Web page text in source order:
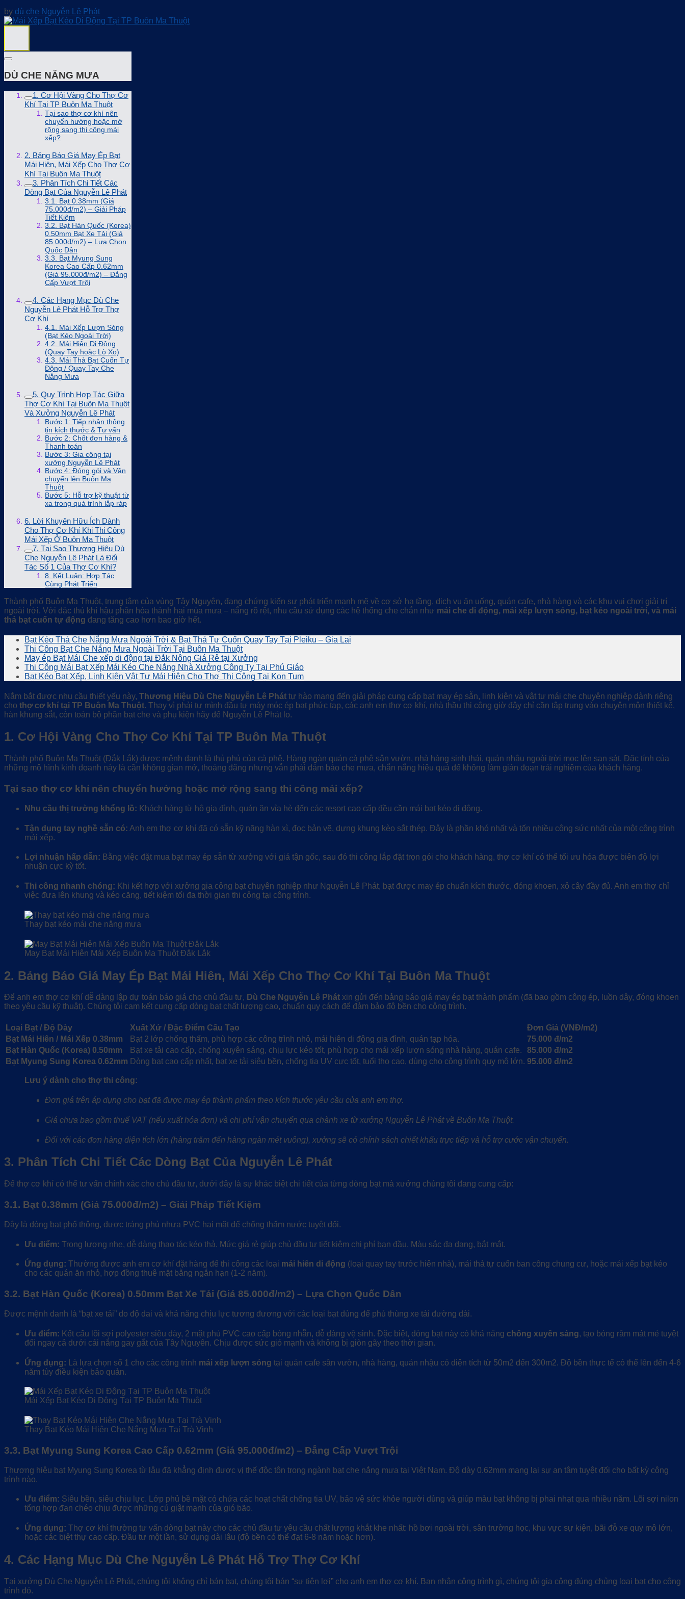
by dù che Nguyễn Lê Phát
DÙ CHE NẮNG MƯA
1. Cơ Hội Vàng Cho Thợ Cơ
Khí Tại TP Buôn Ma Thuột
Tại sao thợ cơ khí nên
chuyển hướng hoặc mở
rộng sang thi công mái
xếp?
2. Bảng Báo Giá May Ép Bạt
Mái Hiên, Mái Xếp Cho Thợ Cơ
Khí Tại Buôn Ma Thuột
3. Phân Tích Chi Tiết Các
Dòng Bạt Của Nguyễn Lê Phát
3.1. Bạt 0.38mm (Giá
75.000đ/m2) – Giải Pháp
Tiết Kiệm
3.2. Bạt Hàn Quốc (Korea)
0.50mm Bạt Xe Tải (Giá
85.000đ/m2) – Lựa Chọn
Quốc Dân
3.3. Bạt Myung Sung
Korea Cao Cấp 0.62mm
(Giá 95.000đ/m2) – Đẳng
Cấp Vượt Trội
4. Các Hạng Mục Dù Che
Nguyễn Lê Phát Hỗ Trợ Thợ
Cơ Khí
4.1. Mái Xếp Lượn Sóng
(Bạt Kéo Ngoài Trời)
4.2. Mái Hiên Di Động
(Quay Tay hoặc Lò Xo)
4.3. Mái Thả Bạt Cuốn Tự
Động / Quay Tay Che
Nắng Mưa
5. Quy Trình Hợp Tác Giữa
Thợ Cơ Khí Tại Buôn Ma Thuột
Và Xưởng Nguyễn Lê Phát
Bước 1: Tiếp nhận thông
tin kích thước & Tư vấn
Bước 2: Chốt đơn hàng &
Thanh toán
Bước 3: Gia công tại
xưởng Nguyễn Lê Phát
Bước 4: Đóng gói và Vận
chuyển lên Buôn Ma
Thuột
Bước 5: Hỗ trợ kỹ thuật từ
xa trong quá trình lắp ráp
6. Lời Khuyên Hữu Ích Dành
Cho Thợ Cơ Khí Khi Thi Công
Mái Xếp Ở Buôn Ma Thuột
7. Tại Sao Thương Hiệu Dù
Che Nguyễn Lê Phát Là Đối
Tác Số 1 Của Thợ Cơ Khí?
8. Kết Luận: Hợp Tác
Cùng Phát Triển
Thành phố Buôn Ma Thuột, trung tâm của vùng Tây Nguyên, đang chứng kiến sự phát triển mạnh mẽ về cơ sở hạ tầng, dịch vụ ăn uống, quán cafe, nhà hàng và các khu vui chơi giải trí
ngoài trời. Với đặc thù khí hậu phân hóa thành hai mùa mưa – nắng rõ rệt, nhu cầu sử dụng các hệ thống che chắn như mái che di động, mái xếp lượn sóng, bạt kéo ngoài trời, và mái
thả bạt cuốn tự động đang tăng cao hơn bao giờ hết.
Bạt Kéo Thả Che Nắng Mưa Ngoài Trời & Bạt Thả Tự Cuốn Quay Tay Tại Pleiku – Gia Lai
Thi Công Bạt Che Nắng Mưa Ngoài Trời Tại Buôn Ma Thuột
May ép Bạt Mái Che xếp di động tại Đắk Nông Giá Rẻ tại Xưởng
Thi Công Mái Bạt Xếp Mái Kéo Che Nắng Nhà Xưởng Công Ty Tại Phú Giáo
Bạt Kéo Bạt Xếp, Linh Kiện Vật Tư Mái Hiên Cho Thợ Thi Công Tại Kon Tum
Nắm bắt được nhu cầu thiết yếu này, Thương Hiệu Dù Che Nguyễn Lê Phát tự hào mang đến giải pháp cung cấp bạt may ép sẵn, linh kiện và vật tư mái che chuyên nghiệp dành riêng
cho thợ cơ khí tại TP Buôn Ma Thuột. Thay vì phải tự mình đầu tư máy móc ép bạt phức tạp, các anh em thợ cơ khí, nhà thầu thi công giờ đây chỉ cần tập trung vào chuyên môn thiết kế,
hàn khung sắt, còn toàn bộ phần bạt che và phụ kiện hãy để Nguyễn Lê Phát lo.
1. Cơ Hội Vàng Cho Thợ Cơ Khí Tại TP Buôn Ma Thuột
Thành phố Buôn Ma Thuột (Đắk Lắk) được mệnh danh là thủ phủ của cà phê. Hàng ngàn quán cà phê sân vườn, nhà hàng sinh thái, quán nhậu ngoài trời mọc lên san sát. Đặc tính của
những mô hình kinh doanh này là cần không gian mở, thoáng đãng nhưng vẫn phải đảm bảo che mưa, chắn nắng hiệu quả để không làm gián đoạn trải nghiệm của khách hàng.
Tại sao thợ cơ khí nên chuyển hướng hoặc mở rộng sang thi công mái xếp?
Nhu cầu thị trường khổng lồ: Khách hàng từ hộ gia đình, quán ăn vỉa hè đến các resort cao cấp đều cần mái bạt kéo di động.
Tận dụng tay nghề sẵn có: Anh em thợ cơ khí đã có sẵn kỹ năng hàn xì, đọc bản vẽ, dựng khung kèo sắt thép. Đây là phần khó nhất và tốn nhiều công sức nhất của một công trình
mái xếp.
Lợi nhuận hấp dẫn: Bằng việc đặt mua bạt may ép sẵn từ xưởng với giá tận gốc, sau đó thi công lắp đặt trọn gói cho khách hàng, thợ cơ khí có thể tối ưu hóa được biên độ lợi
nhuận cực kỳ tốt.
Thi công nhanh chóng: Khi kết hợp với xưởng gia công bạt chuyên nghiệp như Nguyễn Lê Phát, bạt được may ép chuẩn kích thước, đóng khoen, xỏ cây đầy đủ. Anh em thợ chỉ
việc đưa lên khung và kéo căng, tiết kiệm tối đa thời gian thi công tại công trình.
Thay bạt kéo mái che nắng mưa
May Bạt Mái Hiên Mái Xếp Buôn Ma Thuột Đắk Lắk
2. Bảng Báo Giá May Ép Bạt Mái Hiên, Mái Xếp Cho Thợ Cơ Khí Tại Buôn Ma Thuột
Để anh em thợ cơ khí dễ dàng lập dự toán báo giá cho chủ đầu tư, Dù Che Nguyễn Lê Phát xin gửi đến bảng báo giá may ép bạt thành phẩm (đã bao gồm công ép, luồn dây, đóng khoen
theo yêu cầu kỹ thuật). Chúng tôi cam kết cung cấp dòng bạt chất lượng cao, chuẩn quy cách để đảm bảo độ bền cho công trình.
Loại Bạt / Độ Dày Xuất Xứ / Đặc Điểm Cấu Tạo
Đơn Giá (VNĐ/m2)
Bạt Mái Hiên / Mái Xếp 0.38mm
Bạt 2 lớp chống thấm, phù hợp các công trình nhỏ, mái hiên di động gia đình, quán tạp hóa.
75.000 đ/m2
Bạt Hàn Quốc (Korea) 0.50mm
Bạt xe tải cao cấp, chống xuyên sáng, chịu lực kéo tốt, phù hợp cho mái xếp lượn sóng nhà hàng, quán cafe.
85.000 đ/m2
Bạt Myung Sung Korea 0.62mm Dòng bạt cao cấp nhất, bạt xe tải siêu bền, chống tia UV cực tốt, tuổi thọ cao, dùng cho công trình quy mô lớn. 95.000 đ/m2
Lưu ý dành cho thợ thi công:
Đơn giá trên áp dụng cho bạt đã được may ép thành phẩm theo kích thước yêu cầu của anh em thợ.
Giá chưa bao gồm thuế VAT (nếu xuất hóa đơn) và chi phí vận chuyển qua chành xe từ xưởng Nguyễn Lê Phát về Buôn Ma Thuột.
Đối với các đơn hàng diện tích lớn (hàng trăm đến hàng ngàn mét vuông), xưởng sẽ có chính sách chiết khấu trực tiếp và hỗ trợ cước vận chuyển.
3. Phân Tích Chi Tiết Các Dòng Bạt Của Nguyễn Lê Phát
Để thợ cơ khí có thể tư vấn chính xác cho chủ đầu tư, dưới đây là sự khác biệt chi tiết của từng dòng bạt mà xưởng chúng tôi đang cung cấp:
3.1. Bạt 0.38mm (Giá 75.000đ/m2) – Giải Pháp Tiết Kiệm
Đây là dòng bạt phổ thông, được tráng phủ nhựa PVC hai mặt để chống thấm nước tuyệt đối.
Ưu điểm: Trọng lượng nhẹ, dễ dàng thao tác kéo thả. Mức giá rẻ giúp chủ đầu tư tiết kiệm chi phí ban đầu. Màu sắc đa dạng, bắt mắt.
Ứng dụng: Thường được anh em cơ khí đặt hàng để thi công các loại mái hiên di động (loại quay tay trước hiên nhà), mái thả tự cuốn ban công chung cư, hoặc mái xếp bạt kéo
cho các quán ăn nhỏ, hợp đồng thuê mặt bằng ngắn hạn (1-2 năm).
3.2. Bạt Hàn Quốc (Korea) 0.50mm Bạt Xe Tải (Giá 85.000đ/m2) – Lựa Chọn Quốc Dân
Được mệnh danh là “bạt xe tải” do độ dai và khả năng chịu lực tương đương với các loại bạt dùng để phủ thùng xe tải đường dài.
Ưu điểm: Kết cấu lõi sợi polyester siêu dày, 2 mặt phủ PVC cao cấp bóng nhẵn, dễ dàng vệ sinh. Đặc biệt, dòng bạt này có khả năng chống xuyên sáng, tạo bóng râm mát mẻ tuyệt
đối ngay cả dưới cái nắng gay gắt của Tây Nguyên. Chịu được sức gió mạnh và không bị giòn gãy theo thời gian.
Ứng dụng: Là lựa chọn số 1 cho các công trình mái xếp lượn sóng tại quán cafe sân vườn, nhà hàng, quán nhậu có diện tích từ 50m2 đến 300m2. Độ bền thực tế có thể lên đến 4-6
năm tùy điều kiện bảo quản.
Mái Xếp Bạt Kéo Di Động Tại TP Buôn Ma Thuột
Thay Bạt Kéo Mái Hiên Che Nắng Mưa Tại Trà Vinh
3.3. Bạt Myung Sung Korea Cao Cấp 0.62mm (Giá 95.000đ/m2) – Đẳng Cấp Vượt Trội
Thương hiệu bạt Myung Sung Korea từ lâu đã khẳng định được vị thế độc tôn trong ngành bạt che nắng mưa tại Việt Nam. Độ dày 0.62mm mang lại sự an tâm tuyệt đối cho bất kỳ công
trình nào.
Ưu điểm: Siêu bền, siêu chịu lực. Lớp phủ bề mặt có chứa các hoạt chất chống tia UV, bảo vệ sức khỏe người dùng và giúp màu bạt không bị phai nhạt qua nhiều năm. Lõi sợi nilon
tổng hợp đan chéo chịu được những cú giật mạnh của gió bão.
Ứng dụng: Thợ cơ khí thường tư vấn dòng bạt này cho các chủ đầu tư yêu cầu chất lượng khắt khe nhất: hồ bơi ngoài trời, sân trường học, khu vực sự kiện, bãi đỗ xe quy mô lớn,
hoặc các biệt thự cao cấp. Đầu tư một lần, sử dụng dài lâu (độ bền có thể đạt 6-8 năm hoặc hơn).
4. Các Hạng Mục Dù Che Nguyễn Lê Phát Hỗ Trợ Thợ Cơ Khí
Tại xưởng Dù Che Nguyễn Lê Phát, chúng tôi không chỉ bán bạt, chúng tôi bán “sự tiện lợi” cho anh em thợ cơ khí. Bạn nhận công trình gì, chúng tôi gia công đúng chủng loại bạt cho công
trình đó.